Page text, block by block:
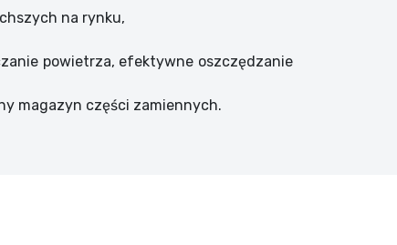
na rynku,
powietrza, efektywne oszczędzanie
magazyn części zamiennych.